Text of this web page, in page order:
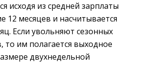
исходя из средней зарплаты
12 месяцев и насчитывается
Если увольняют сезонных
то им полагается выходное
двухнедельной